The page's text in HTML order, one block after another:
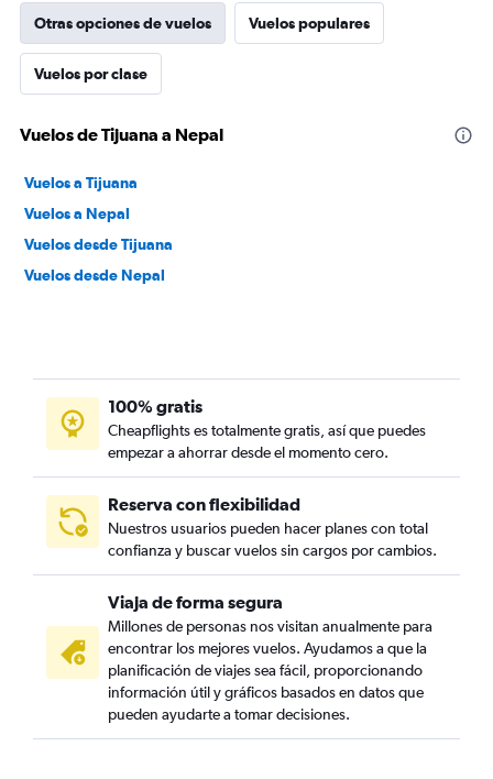
Otras opciones de vuelos Vuelos populares
Vuelos por clase
Vuelos de Tijuana a Nepal
Vuelos a Tijuana
Vuelos a Nepal
Vuelos desde Tijuana
Vuelos desde Nepal
100% gratis
Cheapflights es totalmente gratis, así que puedes
empezar a ahorrar desde el momento cero.
Reserva con flexibilidad
Nuestros usuarios pueden hacer planes con total
confianza y buscar vuelos sin cargos por cambios.
Viaja de forma segura
Millones de personas nos visitan anualmente para
encontrar los mejores vuelos. Ayudamos a que la
planificación de viajes sea fácil, proporcionando
información útil y gráficos basados en datos que
pueden ayudarte a tomar decisiones.